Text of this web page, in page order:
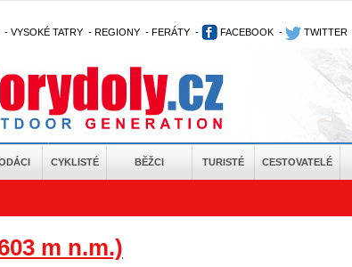
- VYSOKÉ TATRY - REGIONY - FERÁTY - FACEBOOK - TWITTER
CYKLISTÉ BĚŽCI TURISTÉ CESTOVATELÉ
m n.m.)